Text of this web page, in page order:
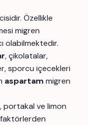
Özellikle
migren
olabilmektedir.
, çikolatalar,
sporcu içecekleri
aspartam migren
portakal ve limon